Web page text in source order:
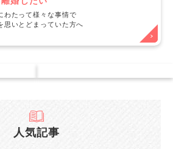
わたって様々な事情で
思いとどまっていた方へ
人気記事